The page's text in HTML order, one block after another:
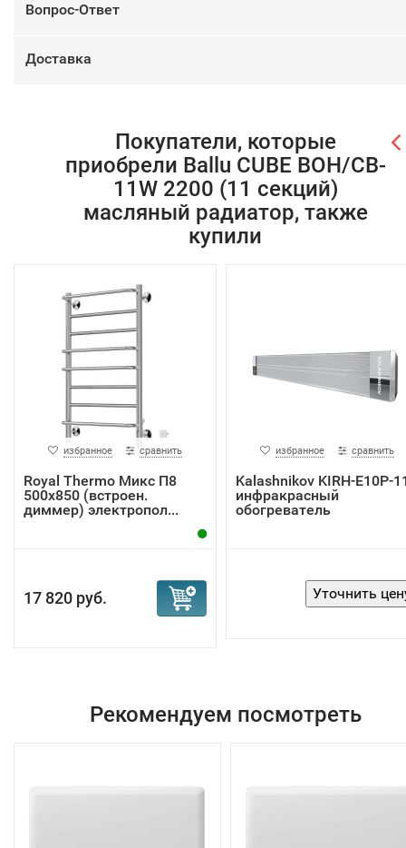
Вопрос-Ответ
Доставка
Покупатели, которые
приобрели Ballu CUBE BOH/CB-
11W 2200 (11 секций)
масляный радиатор, также
купили
избранное сравнить
Royal Thermo Микс П8
500х850 (встроен.
диммер) электропол...
17 820 руб.
избранное сравнить
Kalashnikov KIRH-E10P-
инфракрасный
обогреватель
Рекомендуем посмотреть